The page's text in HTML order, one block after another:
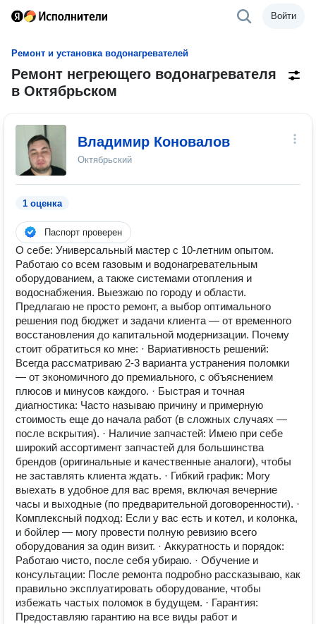
Войти
Ремонт и установка водонагревателей
Ремонт негреющего водонагревателя
в Октябрьском
Владимир Коновалов
Октябрьский
1 оценка
Паспорт проверен
О себе: Универсальный мастер с 10-летним опытом.
Работаю со всем газовым и водонагревательным
оборудованием, а также системами отопления и
водоснабжения. Выезжаю по городу и области.
Предлагаю не просто ремонт, а выбор оптимального
решения под бюджет и задачи клиента — от временного
восстановления до капитальной модернизации. Почему
стоит обратиться ко мне: · Вариативность решений:
Всегда рассматриваю 2-3 варианта устранения поломки
— от экономичного до премиального, с объяснением
плюсов и минусов каждого. · Быстрая и точная
диагностика: Часто называю причину и примерную
стоимость еще до начала работ (в сложных случаях —
после вскрытия). · Наличие запчастей: Имею при себе
широкий ассортимент запчастей для большинства
брендов (оригинальные и качественные аналоги), чтобы
не заставлять клиента ждать. · Гибкий график: Могу
выехать в удобное для вас время, включая вечерние
часы и выходные (по предварительной договоренности). ·
Комплексный подход: Если у вас есть и котел, и колонка,
и бойлер — могу провести полную ревизию всего
оборудования за один визит. · Аккуратность и порядок:
Работаю чисто, после себя убираю. · Обучение и
консультации: После ремонта подробно рассказываю, как
правильно эксплуатировать оборудование, чтобы
избежать частых поломок в будущем. · Гарантия:
Предоставляю гарантию на все виды работ и